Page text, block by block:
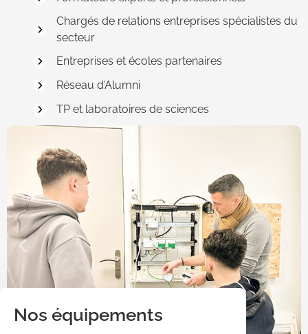
Chargés de relations entreprises spécialistes du
secteur
Entreprises et écoles partenaires
Réseau d’Alumni
TP et laboratoires de sciences
Nos équipements